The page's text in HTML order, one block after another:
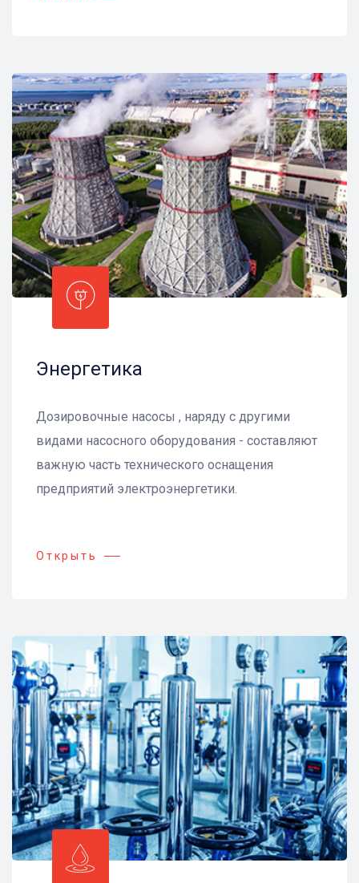
Энергетика
Дозировочные насосы , наряду с другими
видами насосного оборудования - составляют
важную часть технического оснащения
предприятий электроэнергетики.
Открыть